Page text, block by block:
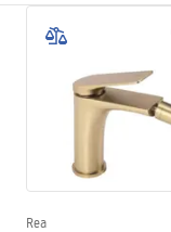
Boja
Vrsta izljeva
Materijal
Doseg izljeva
Tehnologija
Promjer priključka
Montažne
Garantni uslovi
Rea